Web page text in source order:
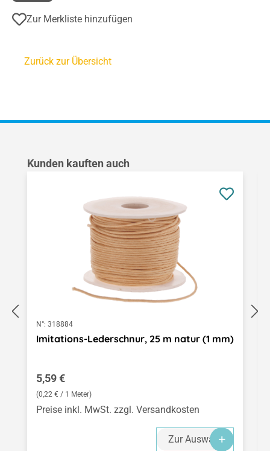
Zur Merkliste hinzufügen
Zurück zur Übersicht
Produktgalerie überspringen
Kunden kauften auch
N°: 318884
Imitations-Lederschnur, 25 m natur (1 mm)
Regulärer Preis:
5,59 €
(0,22 € / 1 Meter)
Preise inkl. MwSt. zzgl. Versandkosten
Zur Auswahl